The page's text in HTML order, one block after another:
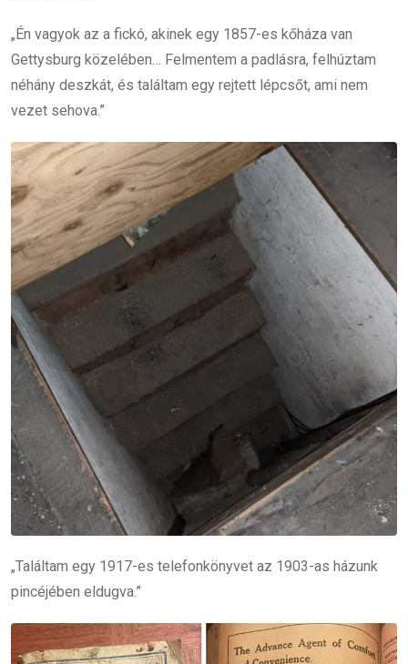
„Én vagyok az a fickó, akinek egy 1857-es kőháza van
Gettysburg közelében… Felmentem a padlásra, felhúztam
néhány deszkát, és találtam egy rejtett lépcsőt, ami nem
vezet sehova.”
„Találtam egy 1917-es telefonkönyvet az 1903-as házunk
pincéjében eldugva.”